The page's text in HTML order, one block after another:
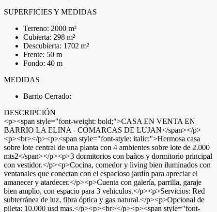
SUPERFICIES Y MEDIDAS
Terreno: 2000 m²
Cubierta: 298 m²
Descubierta: 1702 m²
Frente: 50 m
Fondo: 40 m
MEDIDAS
Barrio Cerrado:
DESCRIPCIÓN
<p><span style="font-weight: bold;">CASA EN VENTA EN
BARRIO LA ELINA - COMARCAS DE LUJAN</span></p>
<p><br></p><p><span style="font-style: italic;">Hermosa casa
sobre lote central de una planta con 4 ambientes sobre lote de 2.000
mts2</span></p><p>3 dormitorios con baños y dormitorio principal
con vestidor.</p><p>Cocina, comedor y living bien iluminados con
ventanales que conectan con el espacioso jardín para apreciar el
amanecer y atardecer.</p><p>Cuenta con galería, parrilla, garaje
bien amplio, con espacio para 3 vehiculos.</p><p>Servicios: Red
subterránea de luz, fibra óptica y gas natural.</p><p>Opcional de
pileta: 10.000 usd mas.</p><p><br></p><p><span style="font-